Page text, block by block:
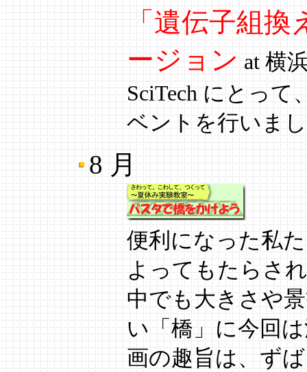
「遺伝子組
ージョン at 横
SciTech にとっ
ベントを行いま
8 月
便利になった私
よってもたらさ
中でも大きさや
い「橋」に今回
画の趣旨は、ず